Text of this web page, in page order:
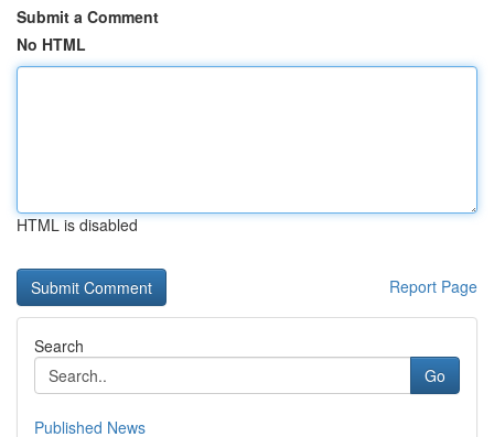
Submit a Comment
No HTML
HTML is disabled
Report Page
Search
Go
Published News